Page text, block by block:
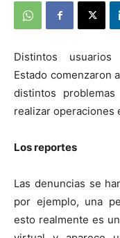
Distintos
Estado comenzaron
distintos
realizar operaciones
Los reportes
Las denuncias se
por ejemplo, una
esto realmente es